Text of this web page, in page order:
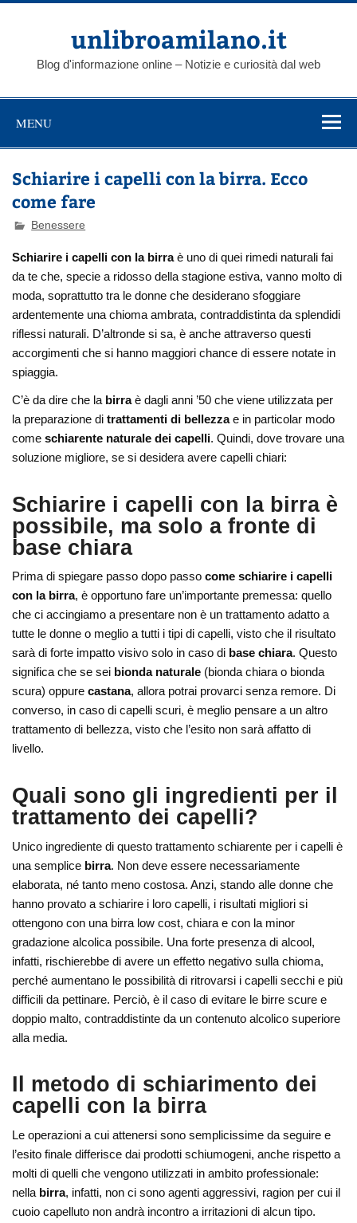
Skip
unlibroamilano.it
Blog d'informazione online – Notizie e curiosità dal web
MENU
Schiarire i capelli con la birra. Ecco
come fare
Benessere
Schiarire i capelli con la birraè uno di quei rimedi naturali fai
da te che, specie a ridosso della stagione estiva, vanno molto di
moda, soprattutto tra le donne che desiderano sfoggiare
ardentemente una chioma ambrata, contraddistinta da splendidi
riflessi naturali. D’altronde si sa, è anche attraverso questi
accorgimenti che si hanno maggiori chance di essere notate in
spiaggia.
C’è da dire che la birraè dagli anni ’50 che viene utilizzata per
la preparazione di trattamenti di bellezzae in particolar modo
comeschiarente naturale dei capelli. Quindi, dove trovare una
soluzione migliore, se si desidera avere capelli chiari:
Schiarire i capelli con la birra è
possibile, ma solo a fronte di
base chiara
Prima di spiegare passo dopo passocome schiarire i capelli
con la birra, è opportuno fare un’importante premessa: quello
che ci accingiamo a presentare non è un trattamento adatto a
tutte le donne o meglio a tutti i tipi di capelli, visto che il risultato
sarà di forte impatto visivo solo in caso di base chiara. Questo
significa che se sei bionda naturale (bionda chiara o bionda
scura) oppurecastana, allora potrai provarci senza remore. Di
converso, in caso di capelli scuri, è meglio pensare a un altro
trattamento di bellezza, visto che l’esito non sarà affatto di
livello.
Quali sono gli ingredienti per il
trattamento dei capelli?
Unico ingrediente di questo trattamento schiarente per i capelli è
una semplice birra. Non deve essere necessariamente
elaborata, né tanto meno costosa. Anzi, stando alle donne che
hanno provato a schiarire i loro capelli, i risultati migliori si
ottengono con una birra low cost, chiara e con la minor
gradazione alcolica possibile. Una forte presenza di alcool,
infatti, rischierebbe di avere un effetto negativo sulla chioma,
perché aumentano le possibilità di ritrovarsi i capelli secchi e più
difficili da pettinare. Perciò, è il caso di evitare le birre scure e
doppio malto, contraddistinte da un contenuto alcolico superiore
alla media.
Il metodo di schiarimento dei
capelli con la birra
Le operazioni a cui attenersi sono semplicissime da seguire e
l’esito finale differisce dai prodotti schiumogeni, anche rispetto a
molti di quelli che vengono utilizzati in ambito professionale:
nella birra, infatti, non ci sono agenti aggressivi, ragion per cui il
cuoio capelluto non andrà incontro a irritazioni di alcun tipo.